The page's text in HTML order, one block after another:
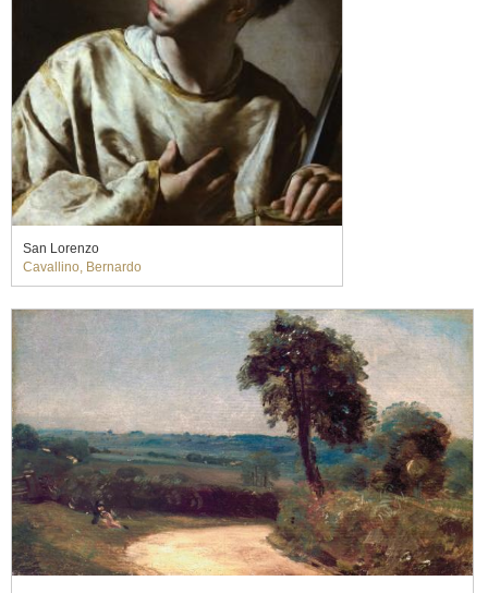
San Lorenzo
Cavallino, Bernardo